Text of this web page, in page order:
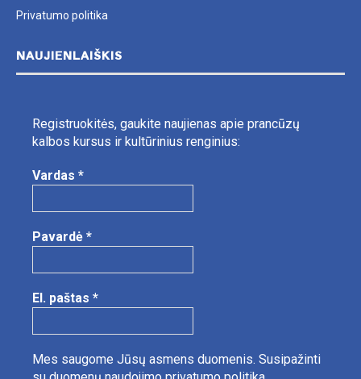
Privatumo politika
NAUJIENLAIŠKIS
Registruokitės, gaukite naujienas apie prancūzų
kalbos kursus ir kultūrinius renginius:
Vardas *
Pavardė *
El. paštas *
Mes saugome Jūsų asmens duomenis. Susipažinti